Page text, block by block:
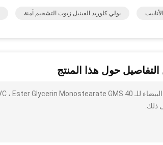
بولي كلوريد الفينيل زيوت التشحيم آمنة
حول هذا المنتج
ذلك.